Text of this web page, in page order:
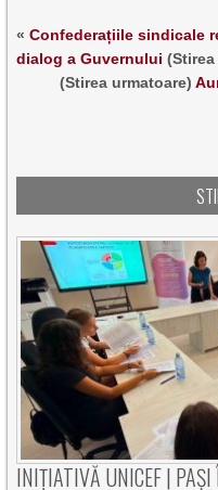
«Confederațiile sindicale
dialog a Guvernului
(Stirea urmatoare)
INIȚIATIVĂ UNICEF |